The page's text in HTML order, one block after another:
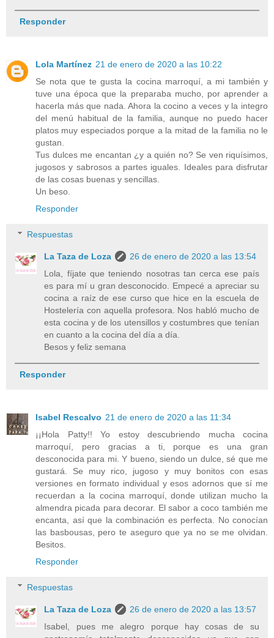
Responder
Lola Martínez 21 de enero de 2020 a las 10:22
Se nota que te gusta la cocina marroquí, a mi también y
tuve una época que la preparaba mucho, por aprender a
hacerla más que nada. Ahora la cocino a veces y la integro
del menú habitual de la familia, aunque no puedo hacer
platos muy especiados porque a la mitad de la familia no le
gustan.
Tus dulces me encantan ¿y a quién no? Se ven riquísimos,
jugosos y sabrosos a partes iguales. Ideales para disfrutar
de las cosas buenas y sencillas.
Un beso.
Responder
Respuestas
La Taza de Loza
26 de enero de 2020 a las 13:54
Lola, fíjate que teniendo nosotras tan cerca ese país
es para mí u gran desconocido. Empecé a apreciar su
cocina a raíz de ese curso que hice en la escuela de
Hostelería con aquella profesora. Nos habló mucho de
esta cocina y de los utensillos y costumbres que tenían
en cuanto a la cocina del día a día.
Besos y feliz semana
Responder
Isabel Rescalvo 21 de enero de 2020 a las 11:34
¡¡Hola Patty!! Yo estoy descubriendo mucha cocina
marroquí, pero gracias a ti, porque es una gran
desconocida para mi. Y bueno, siendo un dulce, sé que me
gustará. Se muy rico, jugoso y muy bonitos con esas
versiones en formato individual y esos adornos que sí me
recuerdan a la cocina marroquí, donde utilizan mucho la
almendra picada para decorar. El sabor a coco también me
encanta, así que la combinación es perfecta. No conocían
las basbousas, pero te aseguro que ya no se me olvidan.
Besitos.
Responder
Respuestas
La Taza de Loza
26 de enero de 2020 a las 13:57
Isabel, pues me alegro porque hay cosas de su